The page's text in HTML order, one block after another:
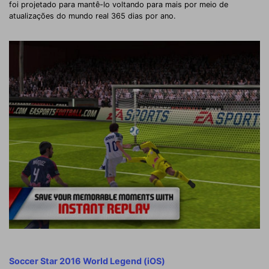
foi projetado para mantê-lo voltando para mais por meio de
atualizações do mundo real 365 dias por ano.
Soccer Star 2016 World Legend (iOS)